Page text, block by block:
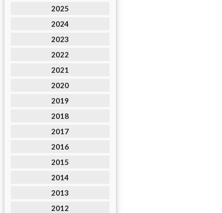
2025
2024
2023
2022
2021
2020
2019
2018
2017
2016
2015
2014
2013
2012